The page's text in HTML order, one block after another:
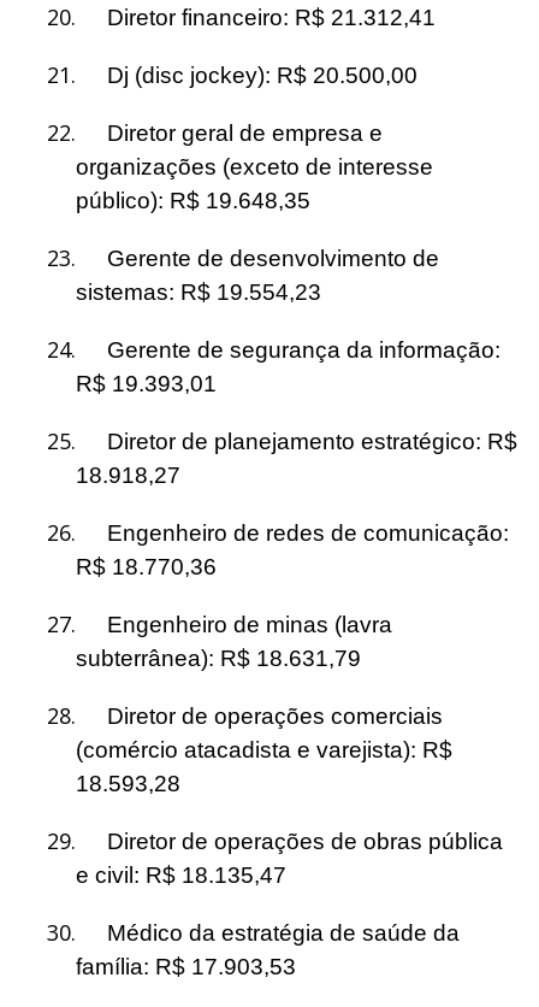
20. Diretor financeiro: R$ 21.312,41
21. Dj (disc jockey): R$ 20.500,00
22.
Diretor geral de empresa e
organizações (exceto de interesse
público): R$ 19.648,35
23.
Gerente de desenvolvimento de
sistemas: R$ 19.554,23
24.
Gerente de segurança da informação:
R$ 19.393,01
25.
Diretor de planejamento estratégico: R$
18.918,27
26.
Engenheiro de redes de comunicação:
R$ 18.770,36
27.
Engenheiro de minas (lavra
subterrânea): R$ 18.631,79
28.
Diretor de operações comerciais
(comércio atacadista e varejista): R$
18.593,28
29.
Diretor de operações de obras pública
e civil: R$ 18.135,47
30.
Médico da estratégia de saúde da
família: R$ 17.903,53